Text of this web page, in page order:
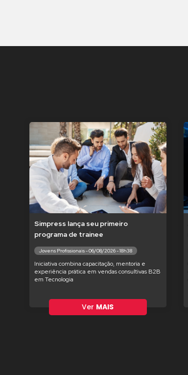
Simpress lança seu primeiro
programa de trainee
Jovens Profissionais - 06/08/2026 - 18h38
Iniciativa combina capacitação, mentoria e
experiência prática em vendas consultivas B2B
em Tecnologia
Ver MAIS